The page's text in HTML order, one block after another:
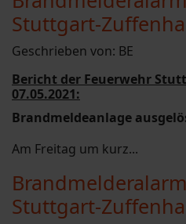
Stuttgart-
Geschrieben von: BE
Bericht der Feuerwehr
07.05.2021:
Brandmeldeanlage
Am Freitag um kurz...
Stuttgart-